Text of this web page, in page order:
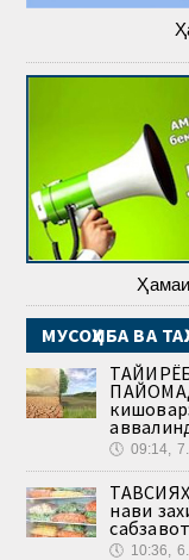
МУСОҲИБА ВА
🕔 09:14,
нави
🕔 10:36,